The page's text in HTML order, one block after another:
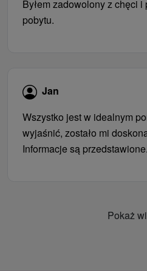
Byłem zadowolony z chęci
pobytu.
Jan
Wszystko jest w idealnym
wyjaśnić, zostało mi
Informacje są
Pokaż